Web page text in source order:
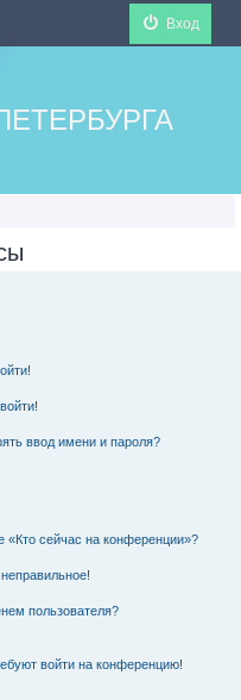
Вход
ввод имени и пароля?
«Кто сейчас на конференции»?
пользователя?
войти на конференцию!